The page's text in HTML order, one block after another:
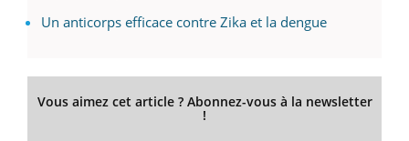
Un anticorps efficace contre Zika et la dengue
Vous aimez cet article ? Abonnez-vous à la newsletter
!